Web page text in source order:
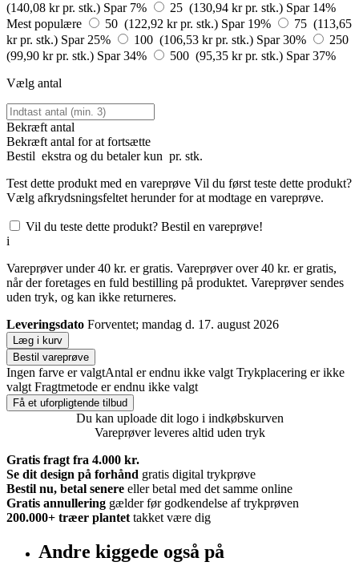
(140,08 kr pr. stk.) Spar 7% 25 (130,94 kr pr. stk.) Spar 14%
Mest populære
50 (122,92 kr pr. stk.) Spar 19%
75 (113,65
kr pr. stk.) Spar 25% 100 (106,53 kr pr. stk.) Spar 30%
250
(99,90 kr pr. stk.) Spar 34% 500 (95,35 kr pr. stk.) Spar 37%
Vælg antal
Bekræft antal
Bekræft antal for at fortsætte
Bestil ekstra og du betaler kun pr. stk.
Test dette produkt med en vareprøve Vil du først teste dette produkt?
Vælg afkrydsningsfeltet herunder for at modtage en vareprøve.
Vil du teste dette produkt? Bestil en vareprøve!
i
Vareprøver under 40 kr. er gratis. Vareprøver over 40 kr. er gratis,
når der foretages en fuld bestilling på produktet. Vareprøver sendes
uden tryk, og kan ikke returneres.
Leveringsdato Forventet; mandag d. 17. august 2026
Læg i kurv
Bestil vareprøve
Ingen farve er valgtAntal er endnu ikke valgt Trykplacering er ikke
valgt Fragtmetode er endnu ikke valgt
Få et uforpligtende tilbud
Du kan uploade dit logo i indkøbskurven
Vareprøver leveres altid uden tryk
Gratis fragt fra 4.000 kr.
Se dit design på forhånd gratis digital trykprøve
Bestil nu, betal senere eller betal med det samme online
Gratis annullering gælder før godkendelse af trykprøven
200.000+ træer plantet takket være dig
Andre kiggede også på